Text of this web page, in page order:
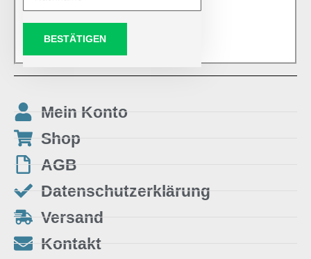
BESTÄTIGEN
Mein Konto
Shop
AGB
Datenschutzerklärung
Versand
Kontakt